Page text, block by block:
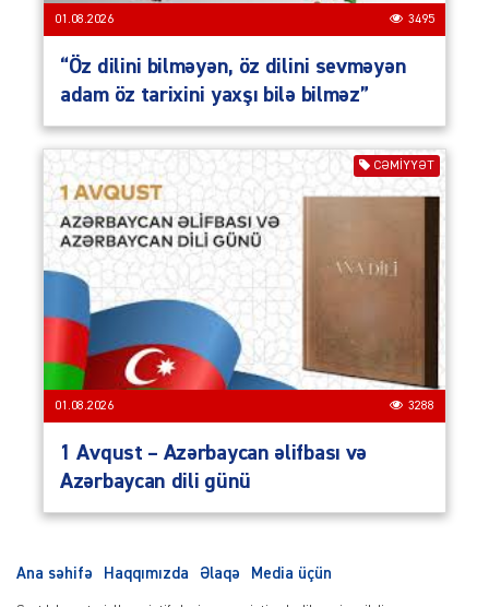
01.08.2026 3495
“Öz dilini bilməyən, öz dilini sevməyən
adam öz tarixini yaxşı bilə bilməz”
CƏMIYYƏT
01.08.2026 3288
1 Avqust – Azərbaycan əlifbası və
Azərbaycan dili günü
Ana səhifə Haqqımızda Əlaqə Media üçün